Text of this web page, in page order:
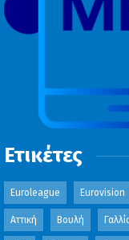
Ετικέτες
Euroleague Eurovision
Αττική Βουλή